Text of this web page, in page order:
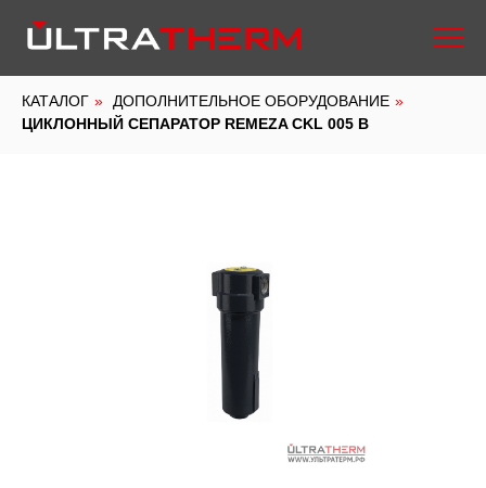
КАТАЛОГ » ДОПОЛНИТЕЛЬНОЕ ОБОРУДОВАНИЕ »
ЦИКЛОННЫЙ СЕПАРАТОР REMEZA CKL 005 B